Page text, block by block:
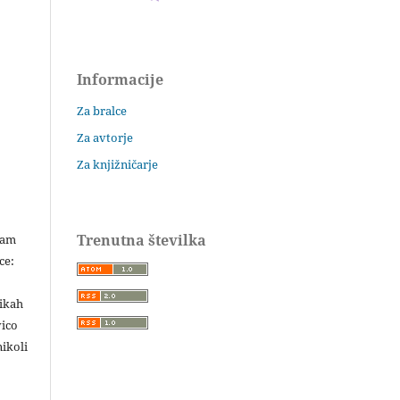
Informacije
Za bralce
Za avtorje
Za knjižničarje
Trenutna številka